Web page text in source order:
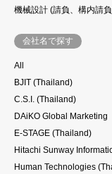
機械設計 (請負、構内請
会社名で探す
All
BJIT (Thailand)
C.S.I. (Thailand)
DAiKO Global Marketing
E-STAGE (Thailand)
Hitachi Sunway
Human Technologies